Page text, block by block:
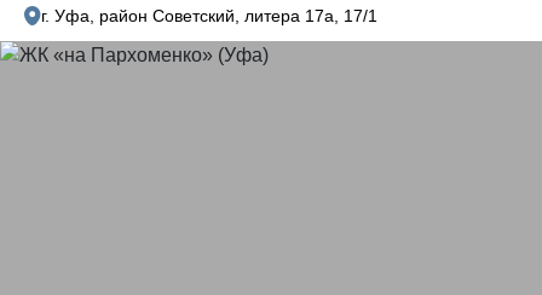
г. Уфа, район Советский, литера 17а, 17/1